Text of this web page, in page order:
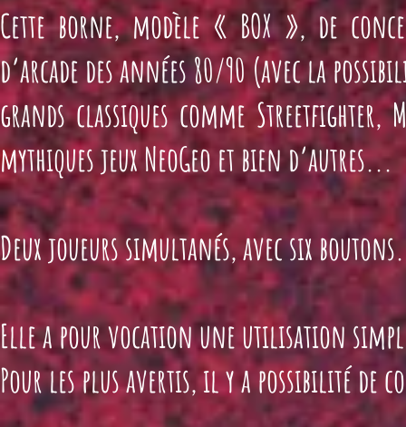
Cette borne, modèle « BOX », de
d’arcade des années 80/90 (avec la
grands classiques comme
mythiques jeux NeoGeo et bien d’autres...
Deux joueurs simultanés, avec six boutons.
Elle a pour vocation une utilisation
Pour les plus avertis, il y a possibilité de